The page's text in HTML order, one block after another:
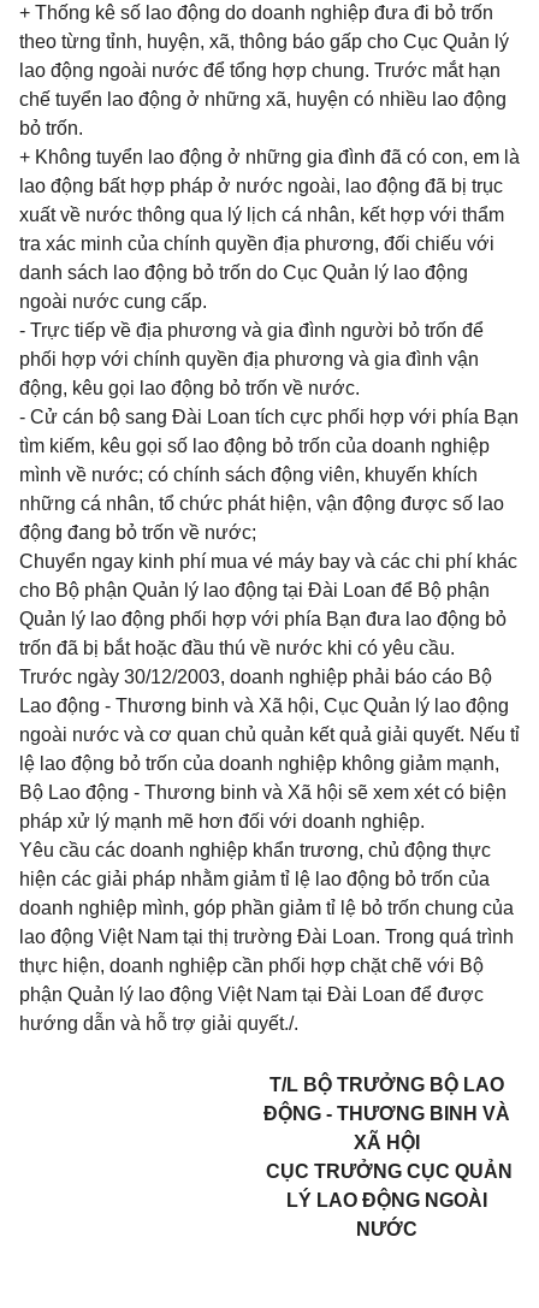
+ Thống kê số lao động do doanh nghiệp đưa đi bỏ trốn
theo từng tỉnh, huyện, xã, thông báo gấp cho Cục Quản lý
lao động ngoài nước để tổng hợp chung. Trước mắt hạn
chế tuyển lao động ở những xã, huyện có nhiều lao động
bỏ trốn.
+ Không tuyển lao động ở những gia đình đã có con, em là
lao động bất hợp pháp ở nước ngoài, lao động đã bị trục
xuất về nước thông qua lý lịch cá nhân, kết hợp với thẩm
tra xác minh của chính quyền địa phương, đối chiếu với
danh sách lao động bỏ trốn do Cục Quản lý lao động
ngoài nước cung cấp.
- Trực tiếp về địa phương và gia đình người bỏ trốn để
phối hợp với chính quyền địa phương và gia đình vận
động, kêu gọi lao động bỏ trốn về nước.
- Cử cán bộ sang Đài Loan tích cực phối hợp với phía Bạn
tìm kiếm, kêu gọi số lao động bỏ trốn của doanh nghiệp
mình về nước; có chính sách động viên, khuyến khích
những cá nhân, tổ chức phát hiện, vận động được số lao
động đang bỏ trốn về nước;
Chuyển ngay kinh phí mua vé máy bay và các chi phí khác
cho Bộ phận Quản lý lao động tại Đài Loan để Bộ phận
Quản lý lao động phối hợp với phía Bạn đưa lao động bỏ
trốn đã bị bắt hoặc đầu thú về nước khi có yêu cầu.
Trước ngày 30/12/2003, doanh nghiệp phải báo cáo Bộ
Lao động - Thương binh và Xã hội, Cục Quản lý lao động
ngoài nước và cơ quan chủ quản kết quả giải quyết. Nếu tỉ
lệ lao động bỏ trốn của doanh nghiệp không giảm mạnh,
Bộ Lao động - Thương binh và Xã hội sẽ xem xét có biện
pháp xử lý mạnh mẽ hơn đối với doanh nghiệp.
Yêu cầu các doanh nghiệp khẩn trương, chủ động thực
hiện các giải pháp nhằm giảm tỉ lệ lao động bỏ trốn của
doanh nghiệp mình, góp phần giảm tỉ lệ bỏ trốn chung của
lao động Việt Nam tại thị trường Đài Loan. Trong quá trình
thực hiện, doanh nghiệp cần phối hợp chặt chẽ với Bộ
phận Quản lý lao động Việt Nam tại Đài Loan để được
hướng dẫn và hỗ trợ giải quyết./.
T/L BỘ TRƯỞNG BỘ LAO
ĐỘNG - THƯƠNG BINH VÀ
XÃ HỘI
CỤC TRƯỞNG CỤC QUẢN
LÝ LAO ĐỘNG NGOÀI
NƯỚC